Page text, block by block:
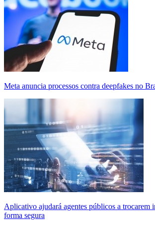
Meta anuncia processos contra deepfakes no
Aplicativo ajudará agentes públicos a trocarem
forma segura